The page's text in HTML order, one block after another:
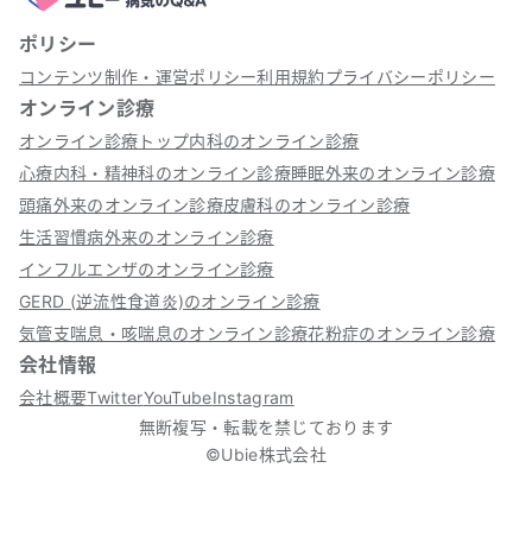
ポリシー
コンテンツ制作・運営ポリシー利用規約プライバシーポリシー
オンライン診療
オンライン診療トップ内科のオンライン診療
心療内科・精神科のオンライン診療睡眠外来のオンライン診療
頭痛外来のオンライン診療皮膚科のオンライン診療
生活習慣病外来のオンライン診療
インフルエンザのオンライン診療
GERD (逆流性食道炎)のオンライン診療
気管支喘息・咳喘息のオンライン診療花粉症のオンライン診療
会社情報
会社概要TwitterYouTubeInstagram
無断複写・転載を禁じております
©Ubie株式会社